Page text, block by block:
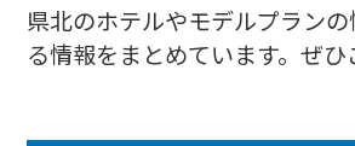
県北のホテルやモデルプラン
る情報をまとめています。ぜひ